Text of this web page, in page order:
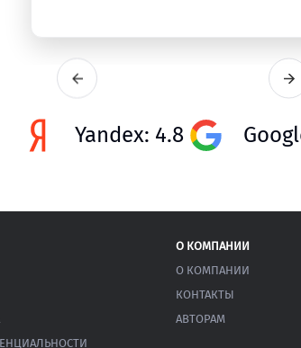
Yandex: 4.8
О КОМПАНИИ
О КОМПАНИИ
КОНТАКТЫ
АВТОРАМ